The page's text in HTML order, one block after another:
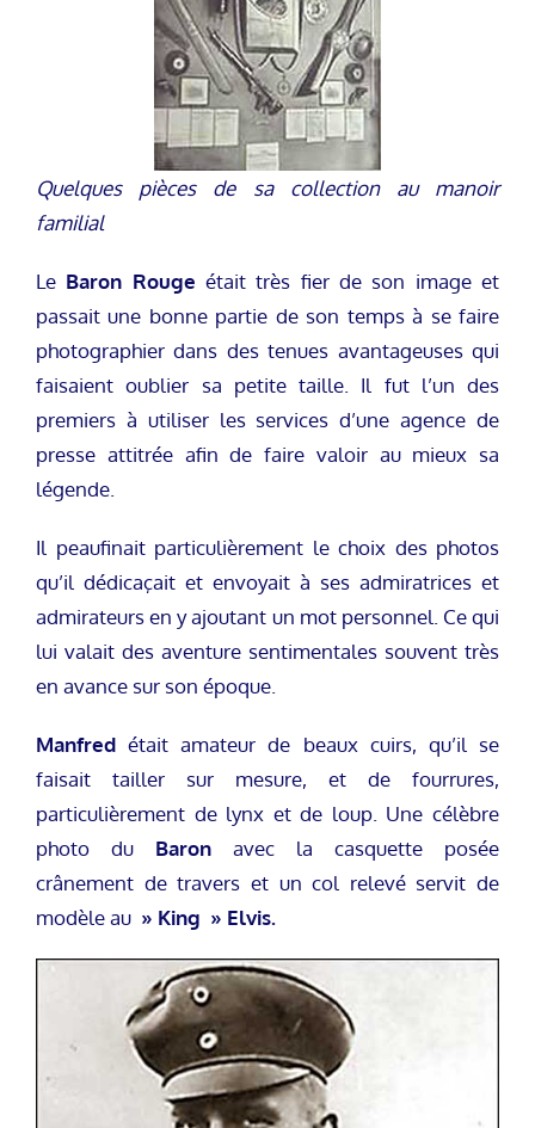
Quelques pièces de sa collection au manoir
familial
Le Baron Rouge était très fier de son image et
passait une bonne partie de son temps à se faire
photographier dans des tenues avantageuses qui
faisaient oublier sa petite taille. Il fut l’un des
premiers à utiliser les services d’une agence de
presse attitrée afin de faire valoir au mieux sa
légende.
Il peaufinait particulièrement le choix des photos
qu’il dédicaçait et envoyait à ses admiratrices et
admirateurs en y ajoutant un mot personnel. Ce qui
lui valait des aventure sentimentales souvent très
en avance sur son époque.
Manfred était amateur de beaux cuirs, qu’il se
faisait tailler sur mesure, et de fourrures,
particulièrement de lynx et de loup. Une célèbre
photo du Baron avec la casquette posée
crânement de travers et un col relevé servit de
modèle au » King » Elvis.